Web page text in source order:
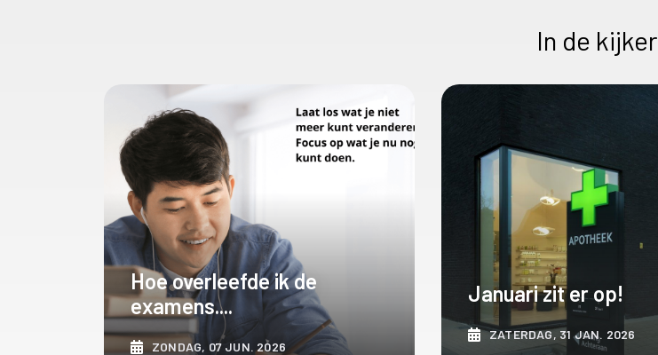
In de kijker
Hoe overleefde ik de
examens....
ZONDAG, 07 JUN. 2026
Januari zit er op!
ZATERDAG, 31 JAN. 2026